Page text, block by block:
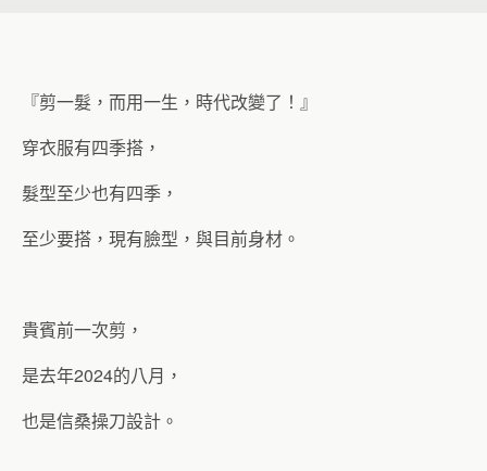
『剪一髮，而用一生，時代改變了！』
穿衣服有四季搭，
髮型至少也有四季，
至少要搭，現有臉型，與目前身材。
貴賓前一次剪，
是去年2024的八月，
也是信桑操刀設計。